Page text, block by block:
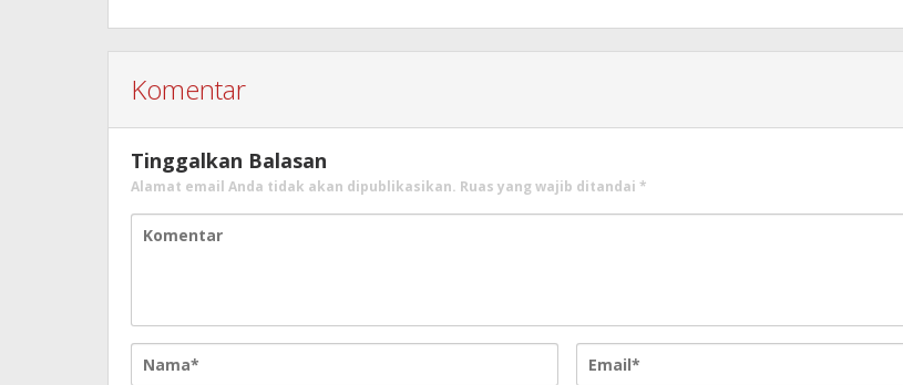
Komentar
Tinggalkan Balasan
Alamat email Anda tidak akan dipublikasikan. Ruas yang wajib ditandai *